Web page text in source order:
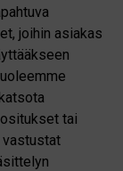
joihin asiakas
tai
vastustat